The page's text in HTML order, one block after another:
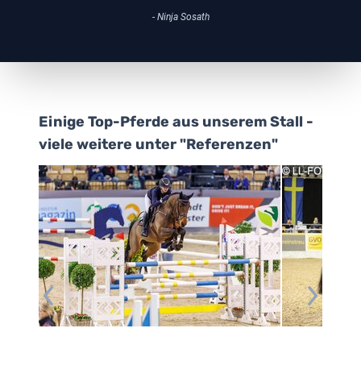
- Ninja Sosath
Einige Top-Pferde aus unserem Stall -
viele weitere unter "Referenzen"